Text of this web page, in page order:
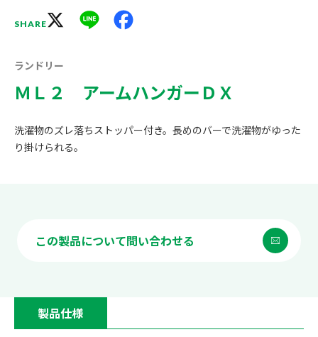
SHARE Line
ランドリー
ＭＬ２ アームハンガーＤＸ
洗濯物のズレ落ちストッパー付き。長めのバーで洗濯物がゆった
り掛けられる。
製品仕様
この製品について問い合わせる